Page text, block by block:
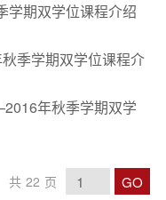
期双学位课程介绍
季学期双学位课程介
年秋季学期双学
共 22 页 GO